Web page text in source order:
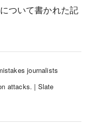
ついて書かれた記
journalists
attacks. | Slate